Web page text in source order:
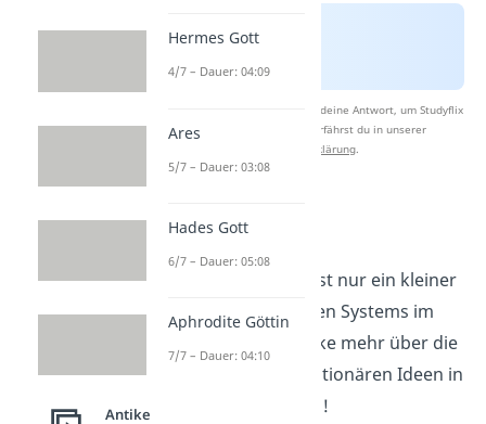
Nach Beantwortung speichern wir deine Antwort, um Studyflix
zu verbessern. Mehr dazu erfährst du in unserer
Datenschutzerklärung.
Antike
Das Scherbengericht ist nur ein kleiner
Teil des demokratischen Systems im
antiken Athen. Entdecke mehr über die
Antike
und ihre revolutionären Ideen in
unserem
dazu!
Hermes Gott
4/7 – Dauer: 04:09
Ares
5/7 – Dauer: 03:08
Hades Gott
6/7 – Dauer: 05:08
Aphrodite Göttin
7/7 – Dauer: 04:10
Antike